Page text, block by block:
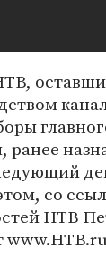
ранее
со
НТВ